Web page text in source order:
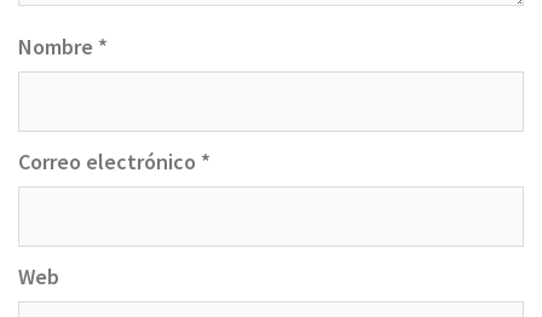
Nombre *
Correo electrónico *
Web